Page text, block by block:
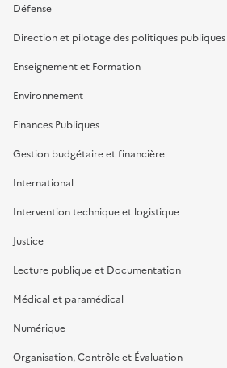
Défense
Direction et pilotage des politiques publiques
Enseignement et Formation
Environnement
Finances Publiques
Gestion budgétaire et financière
International
Intervention technique et logistique
Justice
Lecture publique et Documentation
Médical et paramédical
Numérique
Organisation, Contrôle et Évaluation